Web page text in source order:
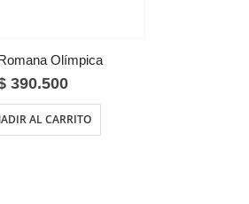
Olímpica
390.500
AL CARRITO